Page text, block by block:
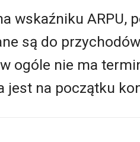
wskaźniku ARPU,
są do
ogóle nie ma
jest na początku